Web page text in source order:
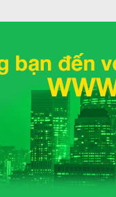
làm lạnh cao và khả
bỉ.